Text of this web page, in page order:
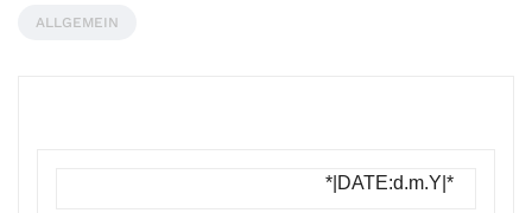
ALLGEMEIN
*|DATE:d.m.Y|*